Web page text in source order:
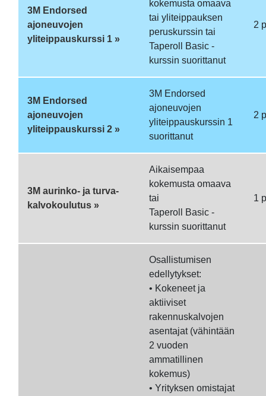
3M Endorsed
ajoneuvojen
yliteippauskurssi 1 »
kokemusta omaava
tai yliteippauksen
peruskurssin tai
Taperoll Basic -
kurssin suorittanut
2
3M Endorsed
ajoneuvojen
yliteippauskurssi 2 »
3M Endorsed
ajoneuvojen
yliteippauskurssin 1
suorittanut
2
3M aurinko- ja turva-
kalvokoulutus »
Aikaisempaa
kokemusta omaava
tai
Taperoll Basic -
kurssin suorittanut
1
Osallistumisen
edellytykset:
• Kokeneet ja
aktiiviset
rakennuskalvojen
asentajat (vähintään
2 vuoden
ammatillinen
kokemus)
• Yrityksen omistajat